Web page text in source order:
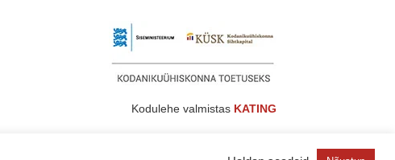
Kodulehe valmistas KATING